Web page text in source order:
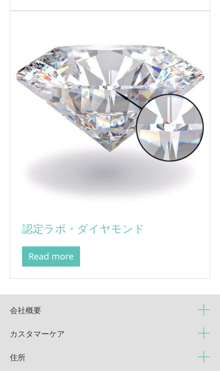
認定ラボ・ダイヤモンド
Read more
会社概要
カスタマーケア
住所